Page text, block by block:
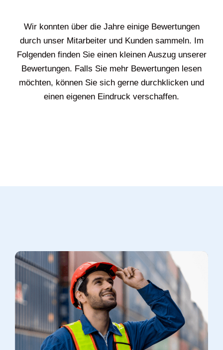
Wir konnten über die Jahre einige Bewertungen
durch unser Mitarbeiter und Kunden sammeln. Im
Folgenden finden Sie einen kleinen Auszug unserer
Bewertungen. Falls Sie mehr Bewertungen lesen
möchten, können Sie sich gerne durchklicken und
einen eigenen Eindruck verschaffen.